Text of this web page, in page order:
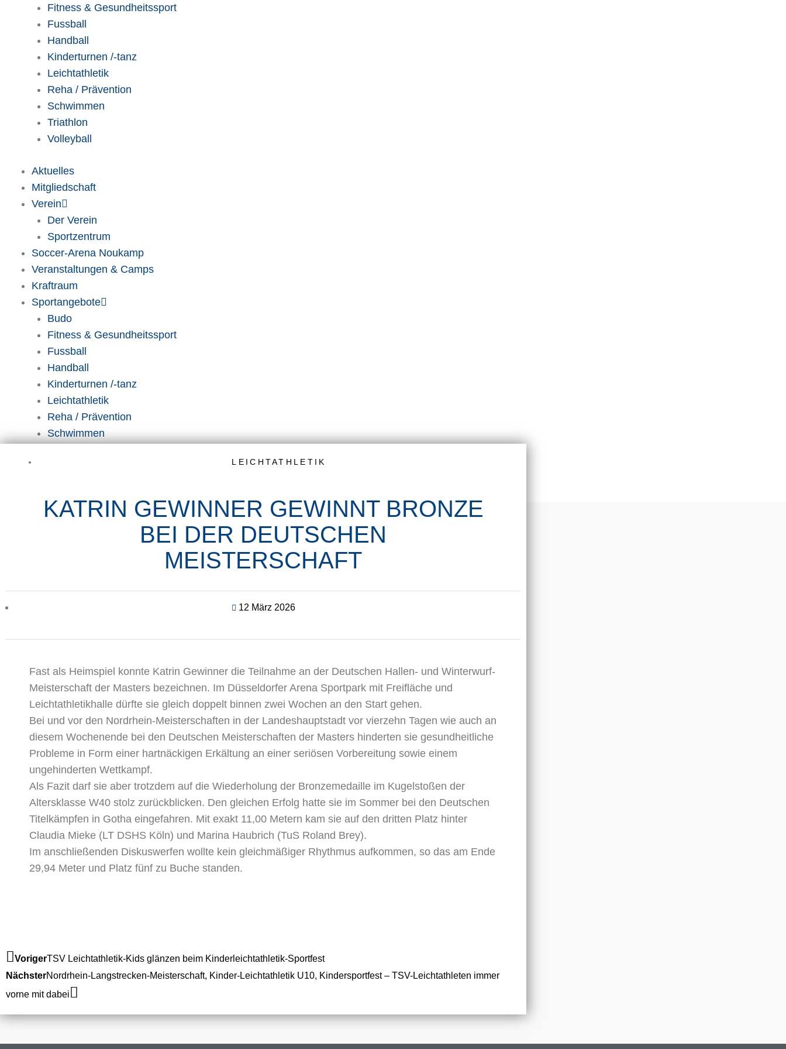
Fitness & Gesundheitssport
Fussball
Handball
Kinderturnen /-tanz
Leichtathletik
Reha / Prävention
Schwimmen
Triathlon
Volleyball
Aktuelles
Mitgliedschaft
Verein
Der Verein
Sportzentrum
Soccer-Arena Noukamp
Veranstaltungen & Camps
Kraftraum
Sportangebote
Budo
Fitness & Gesundheitssport
Fussball
Handball
Kinderturnen /-tanz
Leichtathletik
Reha / Prävention
Schwimmen
LEICHTATHLETIK
KATRIN GEWINNER GEWINNT BRONZE
BEI DER DEUTSCHEN
MEISTERSCHAFT
12 März 2026
Fast als Heimspiel konnte Katrin Gewinner die Teilnahme an der Deutschen Hallen- und Winterwurf-
Meisterschaft der Masters bezeichnen. Im Düsseldorfer Arena Sportpark mit Freifläche und
Leichtathletikhalle dürfte sie gleich doppelt binnen zwei Wochen an den Start gehen.
Bei und vor den Nordrhein-Meisterschaften in der Landeshauptstadt vor vierzehn Tagen wie auch an
diesem Wochenende bei den Deutschen Meisterschaften der Masters hinderten sie gesundheitliche
Probleme in Form einer hartnäckigen Erkältung an einer seriösen Vorbereitung sowie einem
ungehinderten Wettkampf.
Als Fazit darf sie aber trotzdem auf die Wiederholung der Bronzemedaille im Kugelstoßen der
Altersklasse W40 stolz zurückblicken. Den gleichen Erfolg hatte sie im Sommer bei den Deutschen
Titelkämpfen in Gotha eingefahren. Mit exakt 11,00 Metern kam sie auf den dritten Platz hinter
Claudia Mieke (LT DSHS Köln) und Marina Haubrich (TuS Roland Brey).
Im anschließenden Diskuswerfen wollte kein gleichmäßiger Rhythmus aufkommen, so das am Ende
29,94 Meter und Platz fünf zu Buche standen.
VorigerTSV Leichtathletik-Kids glänzen beim Kinderleichtathletik-Sportfest
NächsterNordrhein-Langstrecken-Meisterschaft, Kinder-Leichtathletik U10, Kindersportfest – TSV-Leichtathleten immer
vorne mit dabei